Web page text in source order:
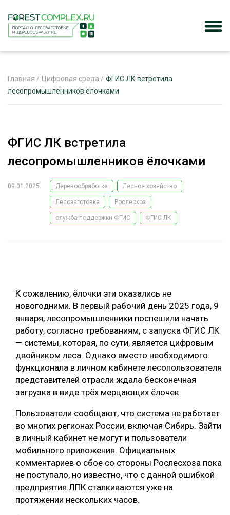
РЕКЛАМОДАТЕЛЯМ
ЛЕСНОЕ ХОЗЯЙСТВО
ЛЕСОЗАГОТОВКА
ЛЕСОВОССТАНОВЛЕНИЕ И ЗАЩИТА
ЛОГИСТИКА
ПРОИЗВОДСТВО ДРЕВЕСНЫХ ПЛИТ
ЦБП
КОМПЛЕКСНАЯ ПЕРЕРАБОТКА
ДЕРЕВЯННОЕ ДОМОСТРОЕНИЕ
БЕЗОПАСНОЕ ПРОИЗВОДСТВО
СОРТИРОВКА ДРЕВЕСИНЫ
СУШКА ДРЕВЕСИНЫ
ТЕМАТИЧЕСКИЕ ПРОЕКТЫ
ПОДБОРКИ СТАТЕЙ
ЭКСПЕРТНОЕ МНЕНИЕ
Главная / Цифровая среда / ФГИС ЛК встретила
лесопромышленников ёлочками
ФГИС ЛК встретила
лесопромышленников ёлочками
09.01.2025 Деревообработка Лесное хозяйство
Лесозаготовка Рослесхоз
служба поддержки ФГИС ФГИС ЛК
К сожалению, ёлочки эти оказались не
новогодними. В первый рабочий день 2025 года, 9
января, лесопромышленники поспешили начать
работу, согласно требованиям, с запуска ФГИС ЛК
— системы, которая, по сути, является цифровым
двойником леса. Однако вместо необходимого
функционала в личном кабинете лесопользователя
представителей отрасли ждала бесконечная
загрузка в виде трёх мерцающих ёлочек.
Пользователи сообщают, что система не работает
во многих регионах России, включая Сибирь. Зайти
в личный кабинет не могут и пользователи
мобильного приложения. Официальных
комментариев о сбое со стороны Рослесхоза пока
не поступало, но известно, что с данной ошибкой
предприятия ЛПК сталкиваются уже на
протяжении нескольких часов.